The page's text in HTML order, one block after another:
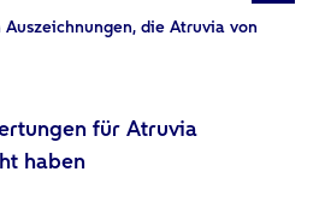
die Atruvia von
für Atruvia
haben